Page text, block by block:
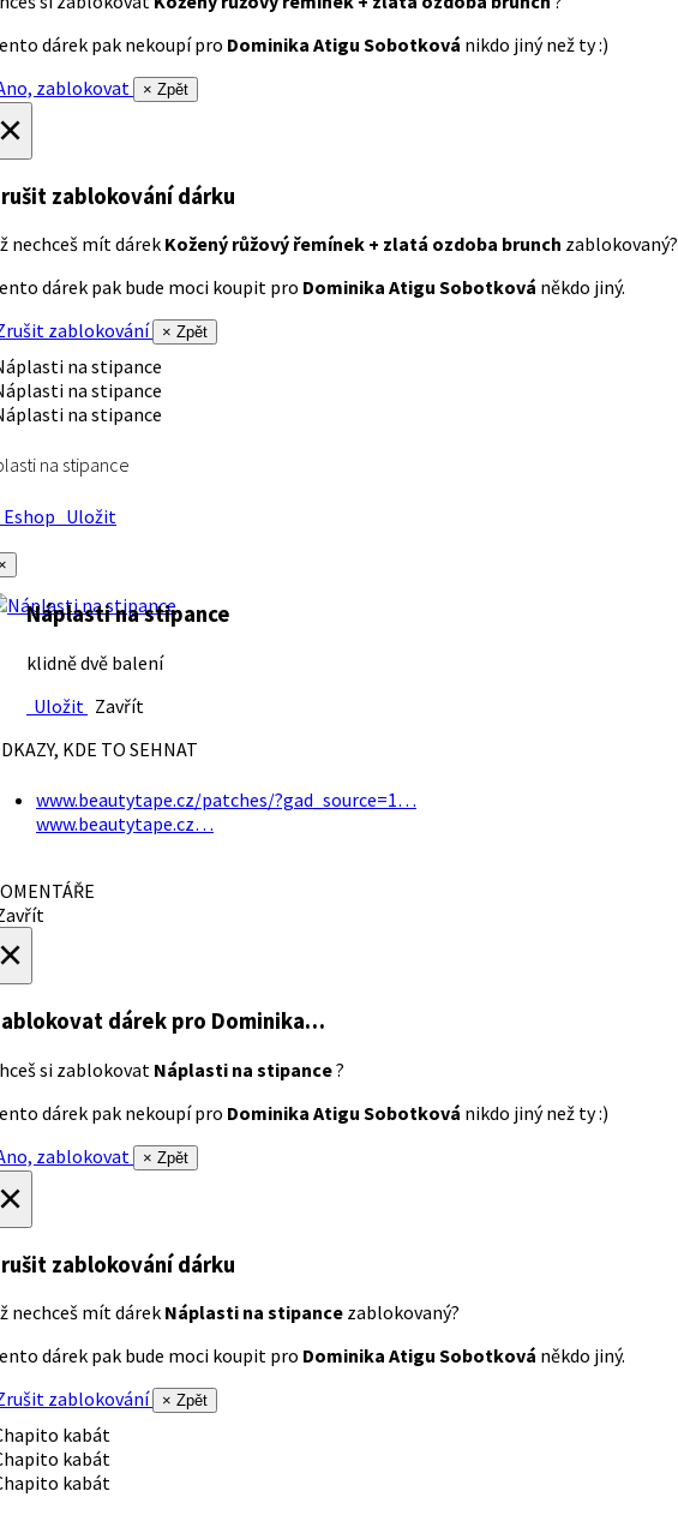
dárek pak nekoupí pro Dominika Atigu Sobotková nikdo jiný než ty :)
zablokovat
× Zpět
zablokování dárku
nechceš mít dárek Kožený růžový řemínek + zlatá ozdoba brunch zablokovaný?
dárek pak bude moci koupit pro Dominika Atigu Sobotková někdo jiný.
zablokování
× Zpět
na stipance
Uložit
Náplasti na stipance
klidně dvě balení
Uložit Zavřít
KDE TO SEHNAT
www.beautytape.cz/patches/?gad_source=1…
www.beautytape.cz…
dárek pro Dominika…
si zablokovat Náplasti na stipance?
dárek pak nekoupí pro Dominika Atigu Sobotková nikdo jiný než ty :)
zablokovat
× Zpět
zablokování dárku
nechceš mít dárek Náplasti na stipance zablokovaný?
dárek pak bude moci koupit pro Dominika Atigu Sobotková někdo jiný.
zablokování
× Zpět